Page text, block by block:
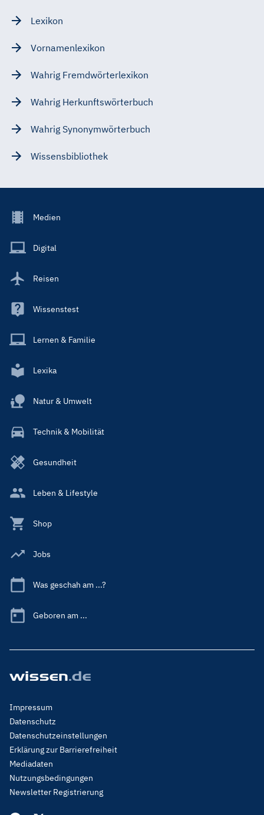
Lexikon
Vornamenlexikon
Wahrig Fremdwörterlexikon
Wahrig Herkunftswörterbuch
Wahrig Synonymwörterbuch
Wissensbibliothek
Footer
Main
Medien
Digital
Reisen
Wissenstest
Lernen & Familie
Lexika
Natur & Umwelt
Technik & Mobilität
Gesundheit
Leben & Lifestyle
Shop
Jobs
Was geschah am ...?
Geboren am ...
Footer
Menu
Legal
Impressum
Datenschutz
Datenschutzeinstellungen
Erklärung zur Barrierefreiheit
Mediadaten
Nutzungsbedingungen
Newsletter Registrierung